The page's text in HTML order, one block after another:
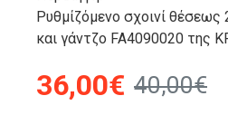
Ρυθμίζόμενο σχοινί θέσεως
και γάντζο FA4090020 της
36,00€ 40,00€